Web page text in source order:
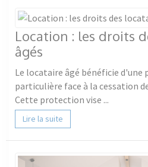
Location : les droits
âgés
Le locataire âgé bénéficie
particulière face à la cessation
Cette protection vise ...
Lire la suite